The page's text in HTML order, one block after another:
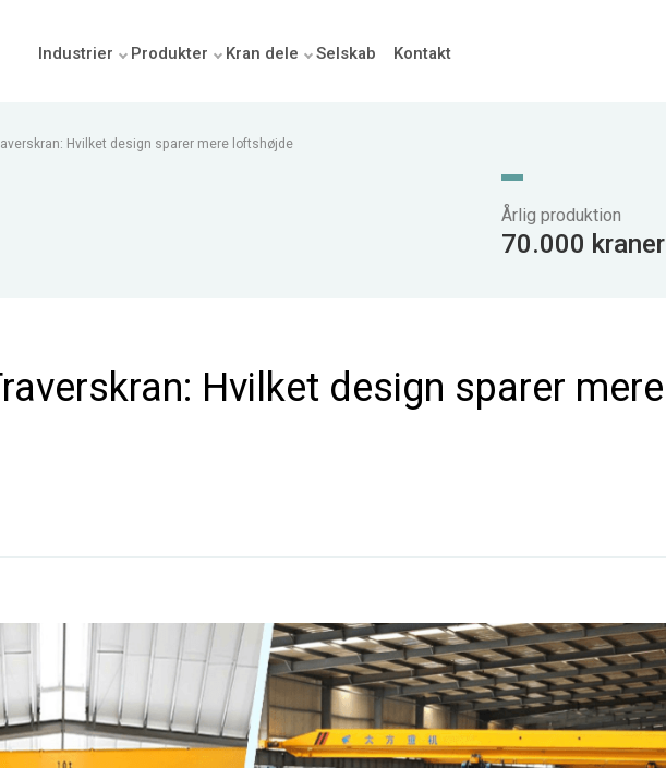
Industrier Produkter Kran dele Selskab Kontakt
Hvilket design sparer mere loftshøjde
Årlig produktion
70.000 kraner
Hvilket design sparer mere